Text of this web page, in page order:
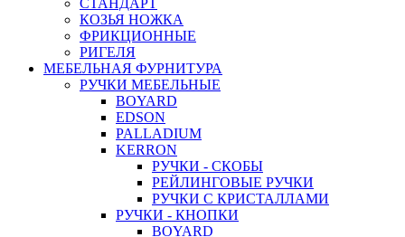
КОЗЬЯ НОЖКА
ФРИКЦИОННЫЕ
РИГЕЛЯ
МЕБЕЛЬНАЯ ФУРНИТУРА
РУЧКИ МЕБЕЛЬНЫЕ
BOYARD
EDSON
PALLADIUM
KERRON
РУЧКИ - СКОБЫ
РЕЙЛИНГОВЫЕ РУЧКИ
РУЧКИ С КРИСТАЛЛАМИ
РУЧКИ - КНОПКИ
BOYARD